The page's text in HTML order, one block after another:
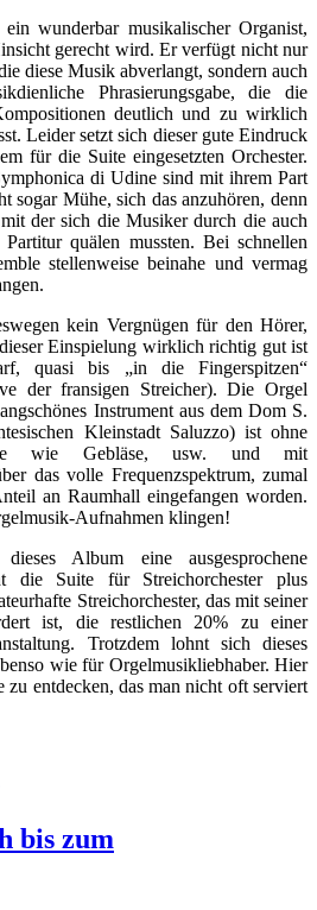
wunderbar musikalischer Organist,
gerecht wird. Er verfügt nicht nur
diese Musik abverlangt, sondern auch
Phrasierungsgabe, die die
deutlich und zu wirklich
Leider setzt sich dieser gute Eindruck
für die Suite eingesetzten Orchester.
di Udine sind mit ihrem Part
sogar Mühe, sich das anzuhören, denn
der sich die Musiker durch die auch
quälen mussten. Bei schnellen
stellenweise beinahe und vermag
kein Vergnügen für den Hörer,
Einspielung wirklich richtig gut ist
quasi bis „in die Fingerspitzen“
der fransigen Streicher). Die Orgel
Instrument aus dem Dom S.
Kleinstadt Saluzzo) ist ohne
wie Gebläse, usw. und mit
das volle Frequenzspektrum, zumal
an Raumhall eingefangen worden.
Aufnahmen klingen!
Album eine ausgesprochene
die Suite für Streichorchester plus
Streichorchester, das mit seiner
ist, die restlichen 20% zu einer
Trotzdem lohnt sich dieses
wie für Orgelmusikliebhaber. Hier
zu entdecken, das man nicht oft serviert
bis zum